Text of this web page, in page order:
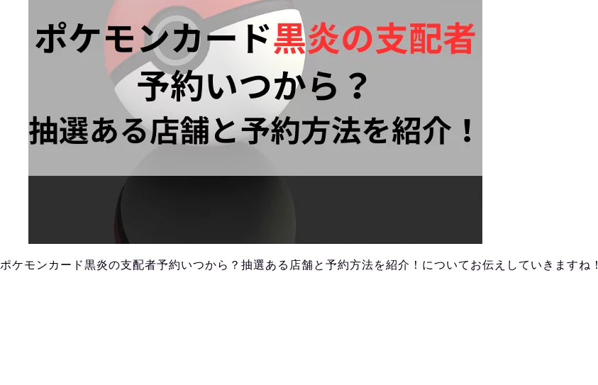
ポケモンカード黒炎の支配者予約いつから？抽選ある店舗と予約方法を紹介！についてお伝えしていきますね！